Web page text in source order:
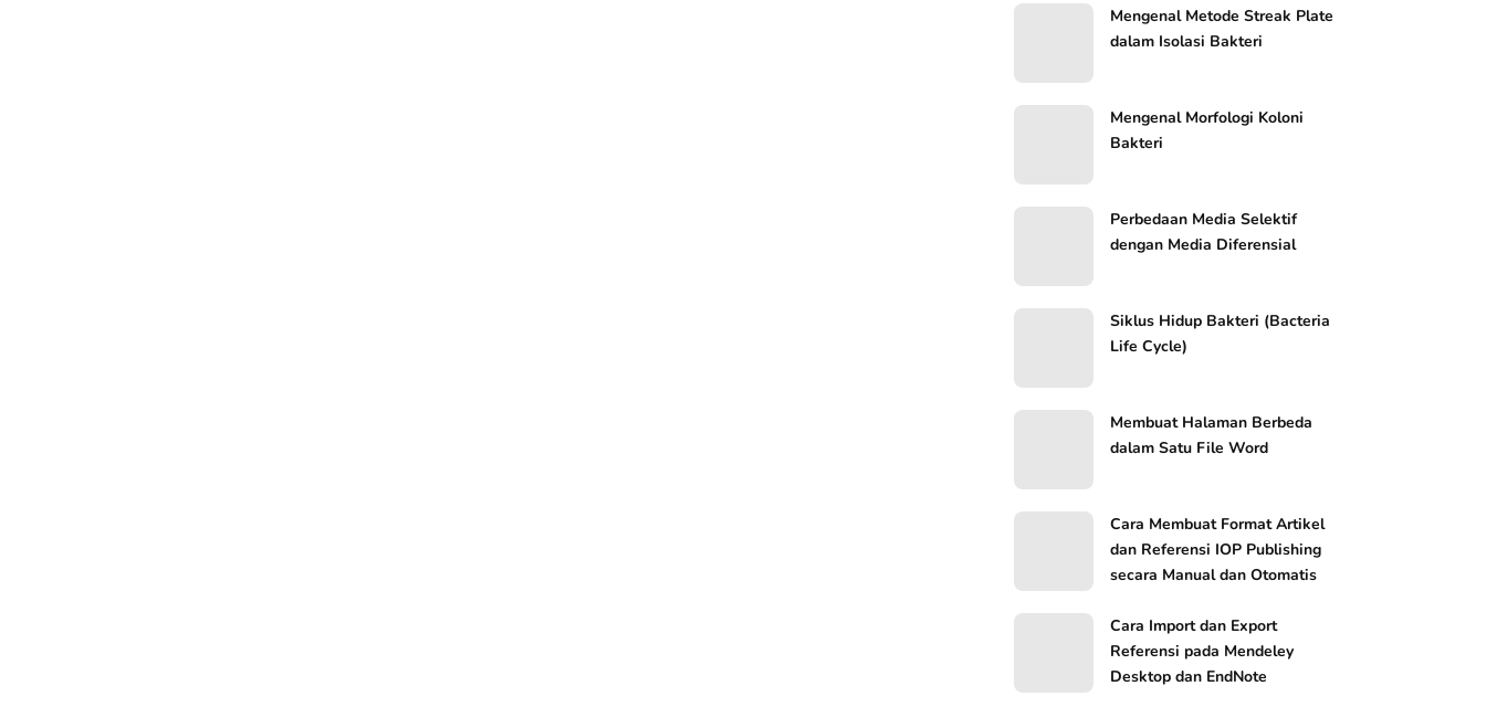
Mengenal Metode Streak Plate
dalam Isolasi Bakteri
Mengenal Morfologi Koloni
Bakteri
Perbedaan Media Selektif
dengan Media Diferensial
Siklus Hidup Bakteri (Bacteria
Life Cycle)
Membuat Halaman Berbeda
dalam Satu File Word
Cara Membuat Format Artikel
dan Referensi IOP Publishing
secara Manual dan Otomatis
Cara Import dan Export
Referensi pada Mendeley
Desktop dan EndNote